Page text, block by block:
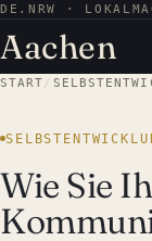
DE.NRW ·
Aachen
START/
Wie Sie